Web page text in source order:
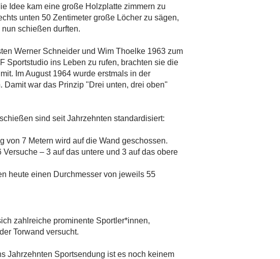
Idee kam eine große Holzplatte zimmern zu
unten 50 Zentimeter große Löcher zu sägen,
schießen durften.
Werner Schneider und Wim Thoelke 1963 zum
Sportstudio ins Leben zu rufen, brachten sie die
Im August 1964 wurde erstmals in der
Damit war das Prinzip "Drei unten, drei oben"
sind seit Jahrzehnten standardisiert:
von 7 Metern wird auf die Wand geschossen.
Versuche – 3 auf das untere und 3 auf das obere
heute einen Durchmesser von jeweils 55
zahlreiche prominente Sportler*innen,
Torwand versucht.
Jahrzehnten Sportsendung ist es noch keinem